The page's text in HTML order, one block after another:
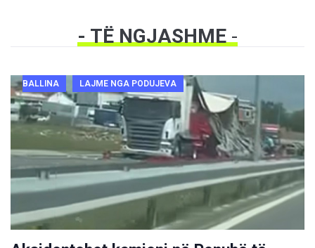
- TË NGJASHME-
BALLINA LAJME NGA PODUJEVA